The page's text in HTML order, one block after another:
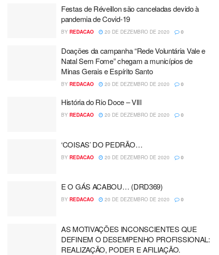
Festas de Réveillon são canceladas devido à
pandemia de Covid-19
BY REDACAO 20 DE DEZEMBRO DE 2020 0
Doações da campanha “Rede Voluntária Vale e
Natal Sem Fome” chegam a municípios de
Minas Gerais e Espírito Santo
BY REDACAO 20 DE DEZEMBRO DE 2020 0
História do Rio Doce – VIII
BY REDACAO 20 DE DEZEMBRO DE 2020 0
‘COISAS’ DO PEDRÃO…
BY REDACAO 20 DE DEZEMBRO DE 2020 0
E O GÁS ACABOU… (DRD369)
BY REDACAO 20 DE DEZEMBRO DE 2020 0
AS MOTIVAÇÕES INCONSCIENTES QUE
DEFINEM O DESEMPENHO PROFISSIONAL:
REALIZAÇÃO, PODER E AFILIAÇÃO.